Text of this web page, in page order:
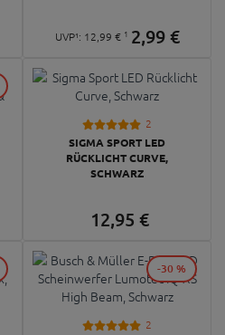
UVP¹: 12, 99 € 1 2,99 €
2
SIGMA SPORT LED
RÜCKLICHT CURVE,
SCHWARZ
12,95 €
2
-30 %